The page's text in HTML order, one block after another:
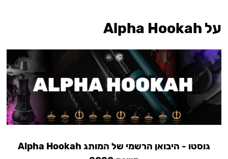
על Alpha Hookah
גוסטו - היבואן הרשמי של המותג Alpha Hookah